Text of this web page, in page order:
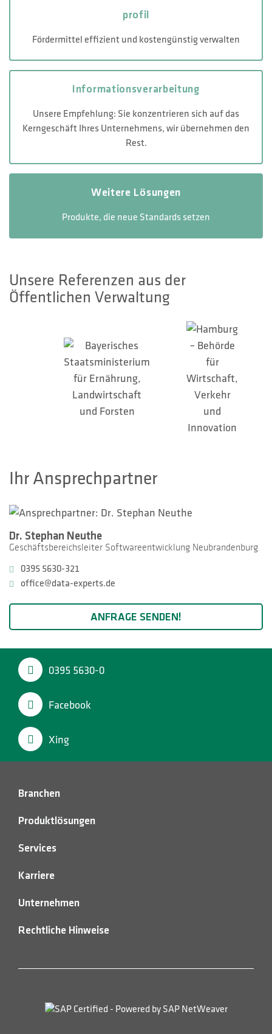
profil
Fördermittel effizient und kostengünstig verwalten
Informations­verarbeitung
Unsere Empfehlung: Sie konzentrieren sich auf das
Kerngeschäft Ihres Unternehmens, wir übernehmen den
Rest.
Weitere Lösungen
Produkte, die neue Standards setzen
Unsere Referenzen aus der
Öffentlichen Verwaltung
Ihr Ansprechpartner
Dr. Stephan Neuthe
Geschäftsbereichsleiter Softwareentwicklung Neubrandenburg
0395 5630-321
office@data-experts.de
ANFRAGE SENDEN!
0395 5630-0
Facebook
Xing
Branchen
Produktlösungen
Services
Karriere
Unternehmen
Rechtliche Hinweise